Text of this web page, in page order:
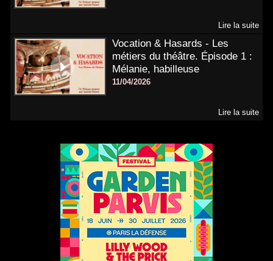
Lire la suite
Vocation & Hasards - Les
métiers du théâtre. Épisode 1 :
Mélanie, habilleuse
11/04/2026
Lire la suite